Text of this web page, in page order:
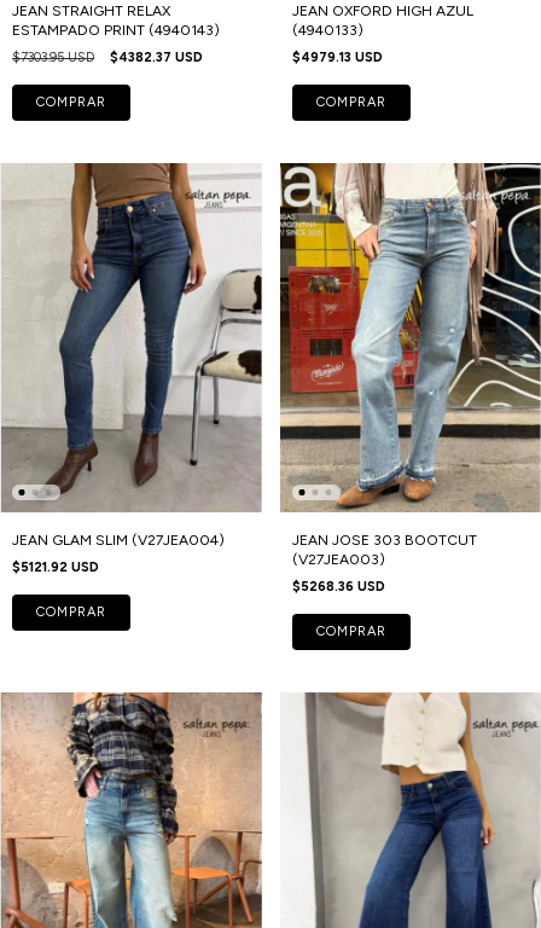
JEAN STRAIGHT RELAX
ESTAMPADO PRINT (4940143)
$7303.95 USD $4382.37 USD
COMPRAR
JEAN OXFORD HIGH AZUL
(4940133)
$4979.13 USD
COMPRAR
JEAN GLAM SLIM (V27JEA004)
$5121.92 USD
COMPRAR
JEAN JOSE 303 BOOTCUT
(V27JEA003)
$5268.36 USD
COMPRAR